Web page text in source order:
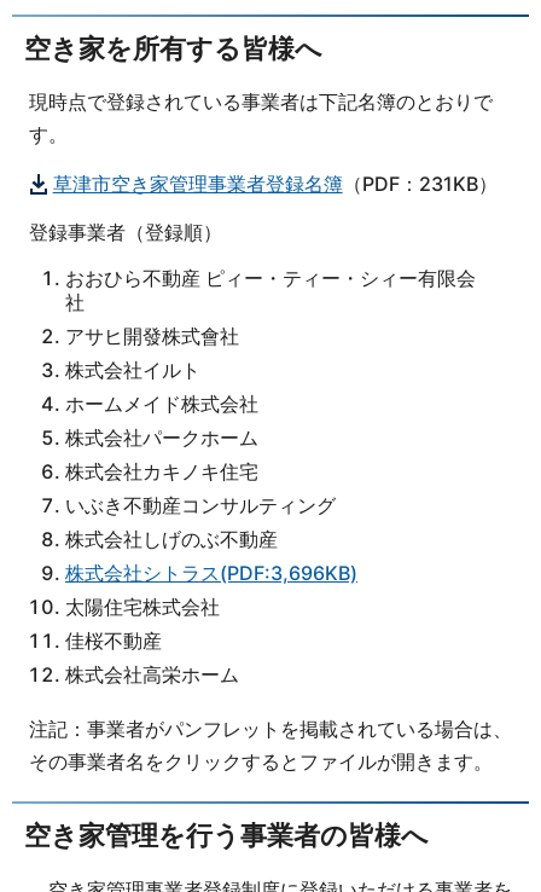
空き家を所有する皆様へ
現時点で登録されている事業者は下記名簿のとおりで
す。
草津市空き家管理事業者登録名簿（PDF：231KB）
登録事業者（登録順）
おおひら不動産 ピィー・ティー・シィー有限会
社
アサヒ開發株式會社
株式会社イルト
ホームメイド株式会社
株式会社パークホーム
株式会社カキノキ住宅
いぶき不動産コンサルティング
株式会社しげのぶ不動産
株式会社シトラス(PDF:3,696KB)
太陽住宅株式会社
佳桜不動産
株式会社高栄ホーム
注記：事業者がパンフレットを掲載されている場合は、
その事業者名をクリックするとファイルが開きます。
空き家管理を行う事業者の皆様へ